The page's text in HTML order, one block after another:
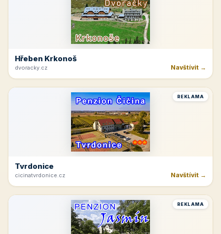
Hřeben Krkonoš
dvoracky.cz Navštívit →
REKLAMA
Tvrdonice
cicinatvrdonice.cz Navštívit →
REKLAMA